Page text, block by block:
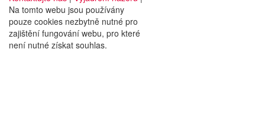
Na tomto webu jsou používány
pouze cookies nezbytně nutné pro
zajištění fungování webu, pro které
není nutné získat souhlas.